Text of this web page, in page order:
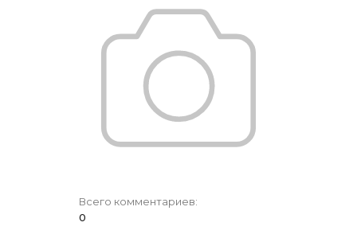
Всего комментариев:
0